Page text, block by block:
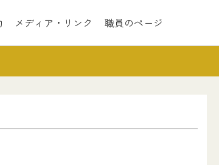
メディア・リンク 職員のページ